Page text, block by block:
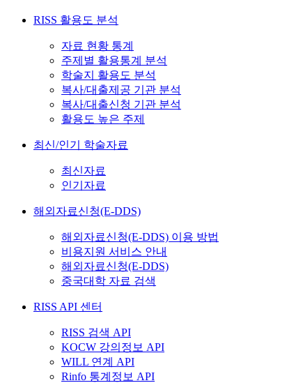
RISS 활용도 분석
자료 현황 통계
주제별 활용통계 분석
학술지 활용도 분석
복사/대출제공 기관 분석
복사/대출신청 기관 분석
활용도 높은 주제
최신/인기 학술자료
최신자료
인기자료
해외자료신청(E-DDS)
해외자료신청(E-DDS) 이용 방법
비용지원 서비스 안내
해외자료신청(E-DDS)
중국대학 자료 검색
RISS API 센터
RISS 검색 API
KOCW 강의정보 API
WILL 연계 API
Rinfo 통계정보 API